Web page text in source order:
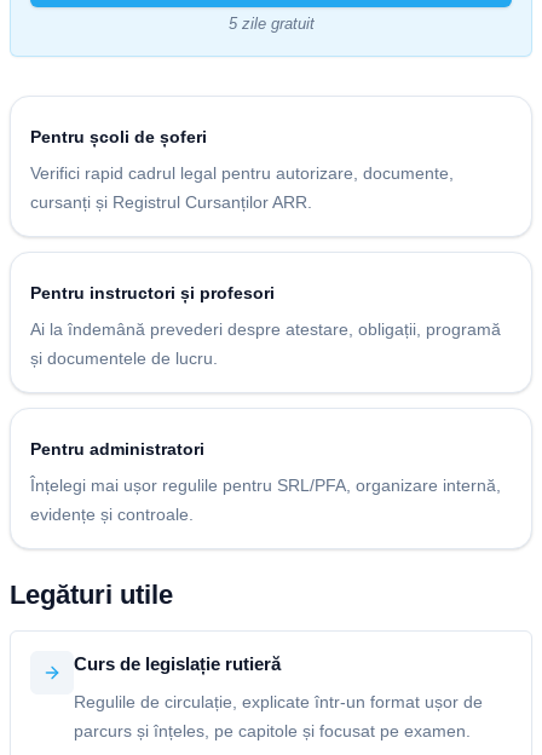
5 zile gratuit
Pentru școli de șoferi
Verifici rapid cadrul legal pentru autorizare, documente,
cursanți și Registrul Cursanților ARR.
Pentru instructori și profesori
Ai la îndemână prevederi despre atestare, obligații, programă
și documentele de lucru.
Pentru administratori
Înțelegi mai ușor regulile pentru SRL/PFA, organizare internă,
evidențe și controale.
Legături utile
Curs de legislație rutieră
Regulile de circulație, explicate într-un format ușor de
parcurs și înțeles, pe capitole și focusat pe examen.